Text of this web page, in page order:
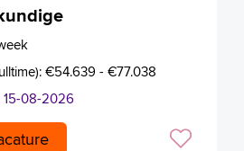
€54.639 - €77.038
15-08-2026